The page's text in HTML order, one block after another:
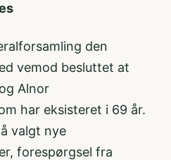
den
vemod besluttet at
Alnor
har eksisteret i 69 år.
valgt nye
forespørgsel fra